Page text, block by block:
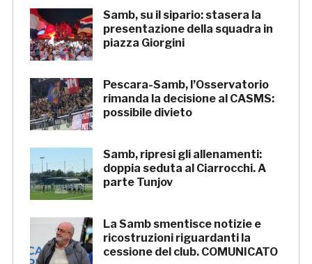
Samb, su il sipario: stasera la
presentazione della squadra in
piazza Giorgini
Pescara-Samb, l’Osservatorio
rimanda la decisione al CASMS:
possibile divieto
Samb, ripresi gli allenamenti:
doppia seduta al Ciarrocchi. A
parte Tunjov
La Samb smentisce notizie e
ricostruzioni riguardanti la
cessione del club. COMUNICATO